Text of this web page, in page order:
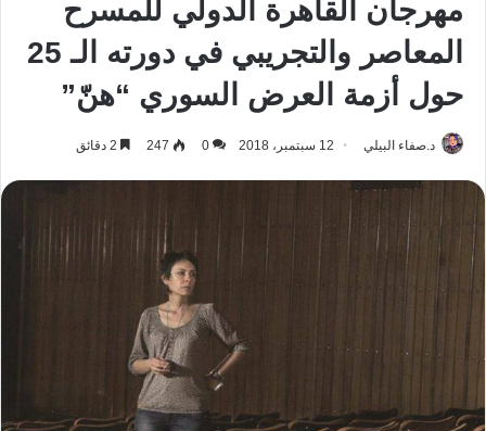
مهرجان القاهرة الدولي للمسرح
المعاصر والتجريبي في دورته الـ 25
حول أزمة العرض السوري “هنّ”
د.صفاء البيلي 12 سبتمبر، 2018 0
247